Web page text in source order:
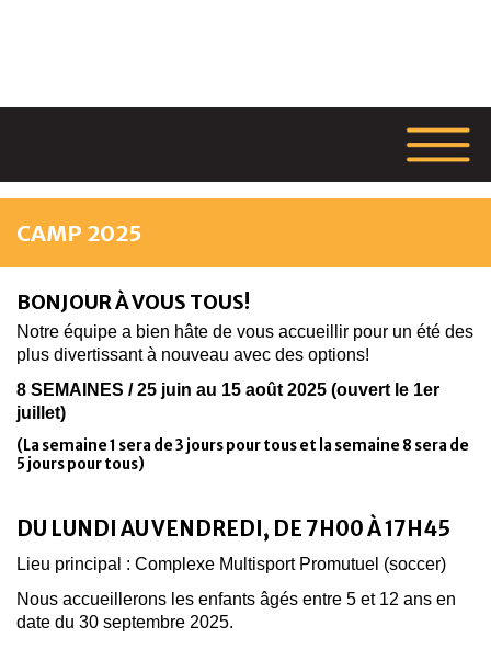
CAMP 2025
BONJOUR À VOUS TOUS!
Notre équipe a bien hâte de vous accueillir pour un été des
plus divertissant à nouveau avec des options!
8 SEMAINES / 25 juin au 15 août 2025 (ouvert le 1er
juillet)
(La semaine 1 sera de 3 jours pour tous et la semaine 8 sera de
5 jours pour tous)
DU LUNDI AU VENDREDI, DE 7H00 À 17H45
Lieu principal : Complexe Multisport Promutuel (soccer)
Nous accueillerons les enfants âgés entre 5 et 12 ans en
date du 30 septembre 2025.